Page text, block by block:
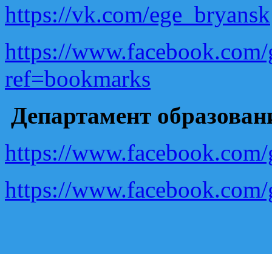
https://vk.com/ege_bryansk
https://
ref=bookmarks
Департамент
https://
https://